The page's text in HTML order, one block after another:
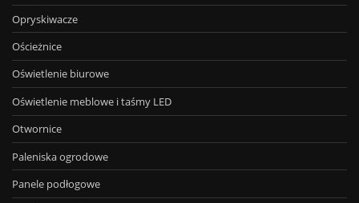
Opryskiwacze
Ościeżnice
Oświetlenie biurowe
Oświetlenie meblowe i taśmy LED
Otwornice
Paleniska ogrodowe
Panele podłogowe